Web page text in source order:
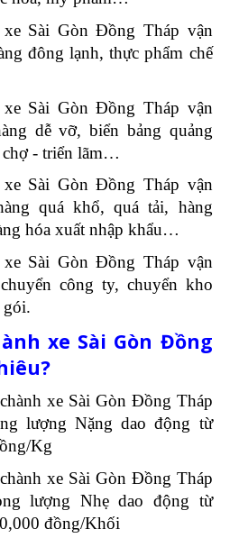
xe Sài Gòn Đồng Tháp vận
đông lạnh, thực phẩm chế
xe Sài Gòn Đồng Tháp vận
dễ vỡ, biển bảng quảng
chợ - triển lãm…
xe Sài Gòn Đồng Tháp vận
quá khổ, quá tải, hàng
hóa xuất nhập khẩu…
xe Sài Gòn Đồng Tháp vận
công ty, chuyển kho
xe Sài Gòn Đồng
xe Sài Gòn Đồng Tháp
lượng Nặng dao động từ
Kg
xe Sài Gòn Đồng Tháp
lượng Nhẹ dao động từ
đồng/Khối